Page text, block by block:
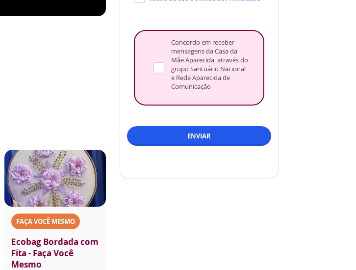
FAÇA VOCÊ MESMO
Ecobag Bordada com
Fita - Faça Você
Mesmo
Concordo em receber
mensagens da Casa da
Mãe Aparecida, através do
grupo Santuário Nacional
e Rede Aparecida de
Comunicação
ENVIAR